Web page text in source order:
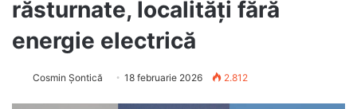
răsturnate, localități fără
energie electrică
Cosmin Șontică 18 februarie 2026 2.812